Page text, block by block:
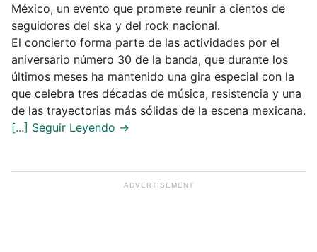
México, un evento que promete reunir a cientos de
seguidores del ska y del rock nacional.
El concierto forma parte de las actividades por el
aniversario número 30 de la banda, que durante los
últimos meses ha mantenido una gira especial con la
que celebra tres décadas de música, resistencia y una
de las trayectorias más sólidas de la escena mexicana.